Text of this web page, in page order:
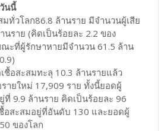
นนี้
วโลก86.8 ล้านราย มีจำนวนผู้เสีย
นราย (คิดเป็นร้อยละ 2.2 ของ
ะที่ผู้รักษาหายมีจำนวน 61.5 ล้าน
อสะสมทะลุ 10.3 ล้านรายแล้ว
ายใหม่ 17,909 ราย ทั้งนี้ยอดผู้
ที่ 9.9 ล้านราย คิดเป็นร้อยละ 96
สะสมอยู่ที่อันดับ 130 และยอดผู้
ของโลก